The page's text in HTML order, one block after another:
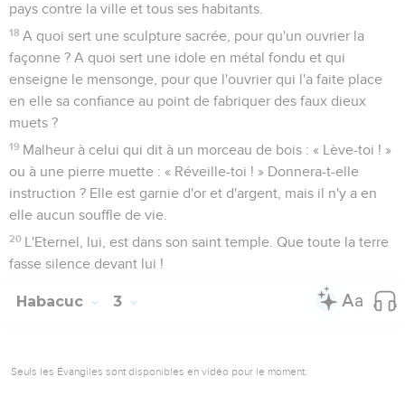
pays contre la ville et tous ses habitants.
18 A quoi sert une sculpture sacrée, pour qu'un ouvrier la
façonne ? A quoi sert une idole en métal fondu et qui
enseigne le mensonge, pour que l'ouvrier qui l'a faite place
en elle sa confiance au point de fabriquer des faux dieux
muets ?
19 Malheur à celui qui dit à un morceau de bois : « Lève-toi ! »
ou à une pierre muette : « Réveille-toi ! » Donnera-t-elle
instruction ? Elle est garnie d'or et d'argent, mais il n'y a en
elle aucun souffle de vie.
20 L'Eternel, lui, est dans son saint temple. Que toute la terre
fasse silence devant lui !
Habacuc 3
Seuls les Évangiles sont disponibles en vidéo pour le moment.